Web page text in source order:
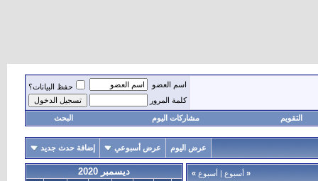
اسم العضو
حفظ البيانات؟
كلمة المرور
التقويم مشاركات اليوم البحث
عرض اليوم عرض أسبوعي إضافة حدث جديد
« أسبوع | أسبوع » ديسمبر 2020